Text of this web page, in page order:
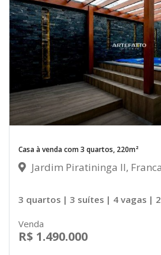
Casa à venda com 3 quartos, 220m²
Jardim Piratininga II, Franca
3 quartos | 3 suítes | 4 vagas |
Venda
R$ 1.490.000